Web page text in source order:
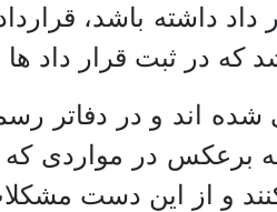
داد داشته باشد،
که در ثبت قرار داد
اند و در دفاتر
برعکس در مواردی
و از این دست